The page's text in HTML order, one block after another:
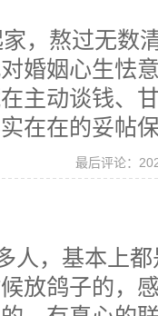
，熬过无数
婚姻心生怯
主动谈钱、
实在在的妥
最后评论：
人，基本上
放鸽子的，